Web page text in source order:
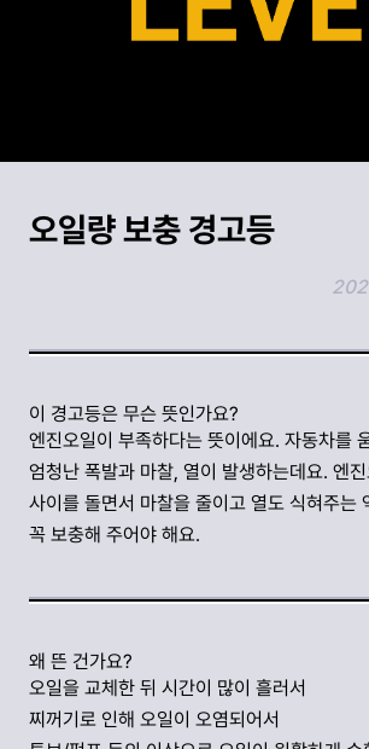
오일량 보충 경고등
이 경고등은 무슨 뜻인가요?
엔진오일이 부족하다는 뜻이에요. 자동차를
엄청난 폭발과 마찰, 열이 발생하는데요. 엔
사이를 돌면서 마찰을 줄이고 열도 식혀주는
꼭 보충해 주어야 해요.
왜 뜬 건가요?
오일을 교체한 뒤 시간이 많이 흘러서
찌꺼기로 인해 오일이 오염되어서
링크 복사하기